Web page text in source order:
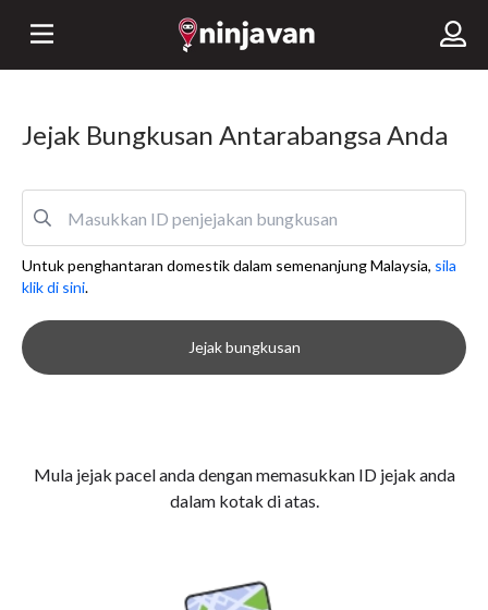
Jejak Bungkusan Antarabangsa Anda
Untuk penghantaran domestik dalam semenanjung Malaysia, sila
klik di sini.
Jejak bungkusan
Mula jejak pacel anda dengan memasukkan ID jejak anda
dalam kotak di atas.